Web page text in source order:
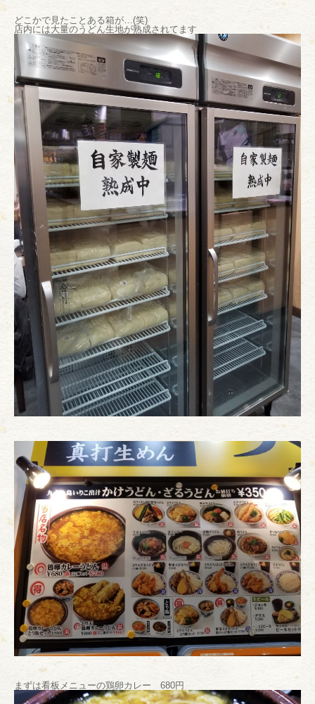
どこかで見たことある箱が…(笑)
店内には大量のうどん生地が熟成されてます
まずは看板メニューの鶏卵カレー 680円